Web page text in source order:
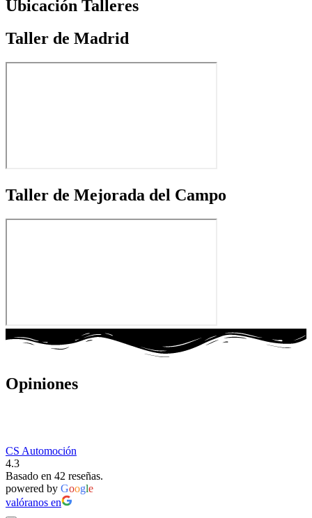
Ubicación Talleres
Taller de Madrid
Taller de Mejorada del Campo
Opiniones
CS Automoción
4.3
Basado en 42 reseñas.
powered by Google
valóranos en